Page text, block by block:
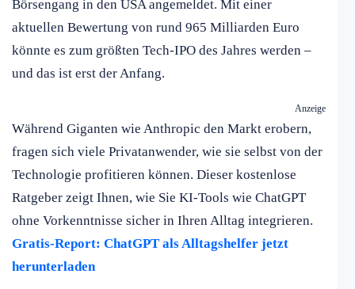
Börsengang in den USA angemeldet. Mit einer
aktuellen Bewertung von rund 965 Milliarden Euro
könnte es zum größten Tech-IPO des Jahres werden –
und das ist erst der Anfang.
Anzeige
Während Giganten wie Anthropic den Markt erobern,
fragen sich viele Privatanwender, wie sie selbst von der
Technologie profitieren können. Dieser kostenlose
Ratgeber zeigt Ihnen, wie Sie KI-Tools wie ChatGPT
ohne Vorkenntnisse sicher in Ihren Alltag integrieren.
Gratis-Report: ChatGPT als Alltagshelfer jetzt
herunterladen